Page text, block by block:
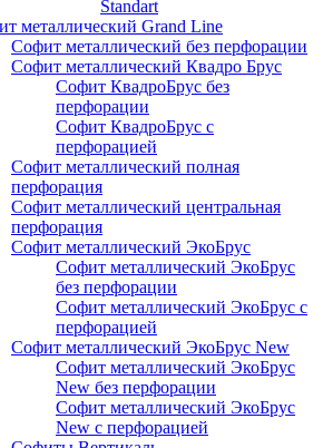
Standart
металлический Grand Line
Софит металлический без перфорации
Софит металлический Квадро Брус
Софит КвадроБрус без
перфорации
Софит КвадроБрус с
перфорацией
Софит металлический полная
перфорация
Софит металлический центральная
перфорация
Софит металлический ЭкоБрус
Софит металлический ЭкоБрус
без перфорации
Софит металлический ЭкоБрус с
перфорацией
Софит металлический ЭкоБрус New
Софит металлический ЭкоБрус
New без перфорации
Софит металлический ЭкоБрус
New с перфорацией